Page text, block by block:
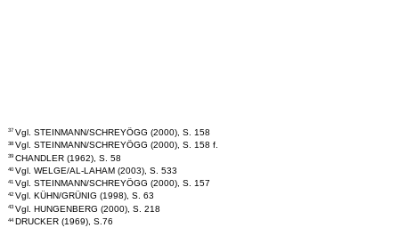
37 Vgl. STEINMANN/SCHREYÖGG (2000), S. 158
38 Vgl. STEINMANN/SCHREYÖGG (2000), S. 158 f.
39 CHANDLER (1962), S. 58
40 Vgl. WELGE/AL-LAHAM (2003), S. 533
41 Vgl. STEINMANN/SCHREYÖGG (2000), S. 157
42 Vgl. KÜHN/GRÜNIG (1998), S. 63
43 Vgl. HUNGENBERG (2000), S. 218
44 DRUCKER (1969), S.76